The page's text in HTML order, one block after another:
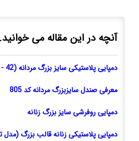
آنچه در این مقاله می
دمپایی پلاستیکی سایز بزرگ مردانه (42 - 47)
معرفی صندل سایزبزرگ مردانه کد 805
دمپایی روفرشی سایز بزرگ زنانه
دمپایی پلاستیکی زنانه قالب بزرگ (مدل